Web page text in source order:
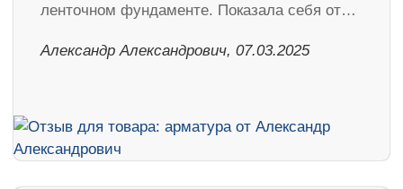
ленточном фундаменте. Показала себя от…
Александр Александрович, 07.03.2025